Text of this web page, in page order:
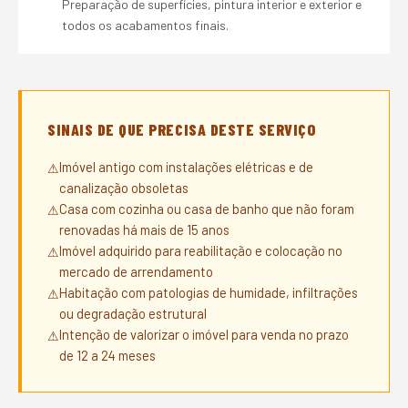
Preparação de superfícies, pintura interior e exterior e
todos os acabamentos finais.
SINAIS DE QUE PRECISA DESTE SERVIÇO
Imóvel antigo com instalações elétricas e de
canalização obsoletas
Casa com cozinha ou casa de banho que não foram
renovadas há mais de 15 anos
Imóvel adquirido para reabilitação e colocação no
mercado de arrendamento
Habitação com patologias de humidade, infiltrações
ou degradação estrutural
Intenção de valorizar o imóvel para venda no prazo
de 12 a 24 meses